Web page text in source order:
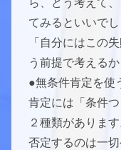
ら、どう考えて
てみるといいで
「自分にはこの
う前提で考えるか
●無条件肯定を使
肯定には「条件
２種類がありま
否定するのは一